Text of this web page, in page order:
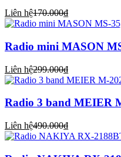
Liên hệ170.000₫
Radio mini MASON
Liên hệ299.000₫
Radio 3 band MEIER
Liên hệ490.000₫